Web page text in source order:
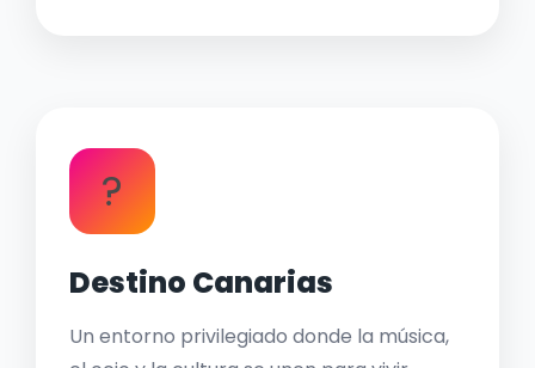
?
Destino Canarias
Un entorno privilegiado donde la música,